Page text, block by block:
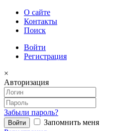
О сайте
Контакты
Поиск
Войти
Регистрация
×
Авторизация
Забыли пароль?
Запомнить меня